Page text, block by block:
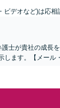
ビデオなど)は応相
士が貴社の成長
ます。【メール